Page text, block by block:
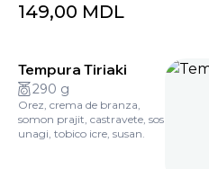
149,00 MDL
Tempura Tiriaki
290 g
Orez, crema de branza,
somon prajit, castravete, sos
unagi, tobico icre, susan.